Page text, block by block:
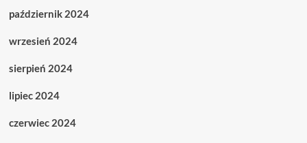
październik 2024
wrzesień 2024
sierpień 2024
lipiec 2024
czerwiec 2024